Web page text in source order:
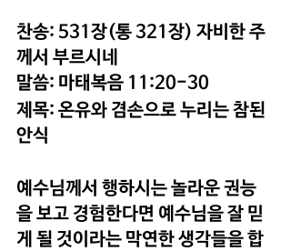
찬송: 531장(통 321장) 자비한 주
께서 부르시네
말씀: 마태복음 11:20-30
제목: 온유와 겸손으로 누리는 참된
안식
예수님께서 행하시는 놀라운 권능
을 보고 경험한다면 예수님을 잘 믿
게 될 것이라는 막연한 생각들을 합